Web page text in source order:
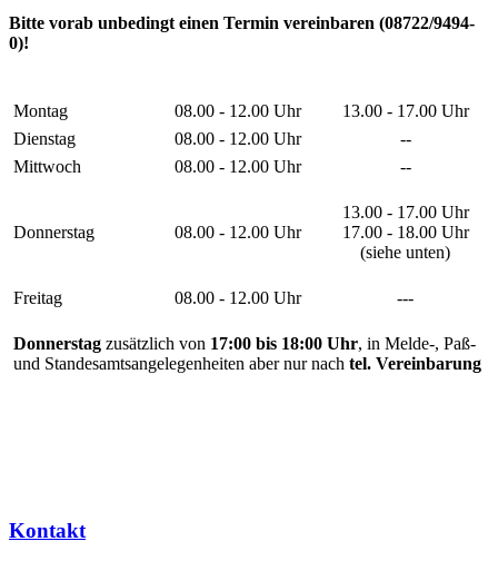
Bitte vorab unbedingt einen Termin vereinbaren (08722/9494-
0)!
Montag 08.00 - 12.00 Uhr
13.00 - 17.00 Uhr
Dienstag
08.00 - 12.00 Uhr
--
Mittwoch
08.00 - 12.00 Uhr --
Donnerstag 08.00 - 12.00 Uhr
13.00 - 17.00 Uhr
17.00 - 18.00 Uhr
(siehe unten)
Freitag 08.00 - 12.00 Uhr ---
Donnerstag zusätzlich von 17:00 bis 18:00 Uhr, in Melde-, Paß-
und Standesamtsangelegenheiten aber nur nach tel. Vereinbarung
Kontakt